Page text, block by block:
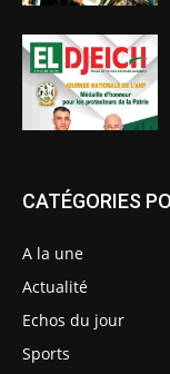
CATÉGORIES
A la une
Actualité
Echos du jour
Sports